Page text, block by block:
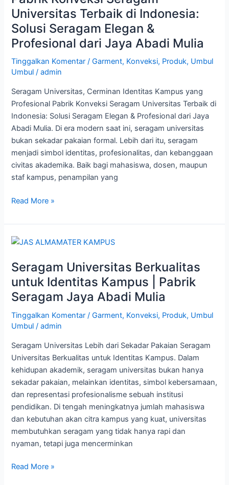
Universitas Terbaik di Indonesia:
Solusi Seragam Elegan &
Profesional dari Jaya Abadi Mulia
Tinggalkan Komentar /Garment, Konveksi, Produk, Umbul
Umbul /admin
Seragam Universitas, Cerminan Identitas Kampus yang
Profesional Pabrik Konveksi Seragam Universitas Terbaik di
Indonesia: Solusi Seragam Elegan & Profesional dari Jaya
Abadi Mulia. Di era modern saat ini, seragam universitas
bukan sekadar pakaian formal. Lebih dari itu, seragam
menjadi simbol identitas, profesionalitas, dan kebanggaan
civitas akademika. Baik bagi mahasiswa, dosen, maupun
staf kampus, penampilan yang
Universitas
Terbaik
di
Indonesia:
Solusi
Seragam
&
Profesional
dari
Jaya
Abadi
Mulia
Read More »
Seragam Universitas Berkualitas
untuk Identitas Kampus | Pabrik
Seragam Jaya Abadi Mulia
Tinggalkan Komentar /Garment, Konveksi, Produk, Umbul
Umbul /admin
Seragam Universitas Lebih dari Sekadar Pakaian Seragam
Universitas Berkualitas untuk Identitas Kampus. Dalam
kehidupan akademik, seragam universitas bukan hanya
sekadar pakaian, melainkan identitas, simbol kebersamaan,
dan representasi profesionalisme sebuah institusi
pendidikan. Di tengah meningkatnya jumlah mahasiswa
dan kebutuhan akan citra kampus yang kuat, universitas
membutuhkan seragam yang tidak hanya rapi dan
nyaman, tetapi juga mencerminkan
Seragam
Berkualitas
untuk
Identitas
Kampus
|
Pabrik
Jaya
Abadi
Mulia
Read More »